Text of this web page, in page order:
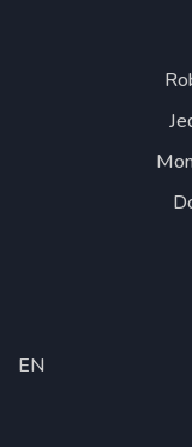
EN